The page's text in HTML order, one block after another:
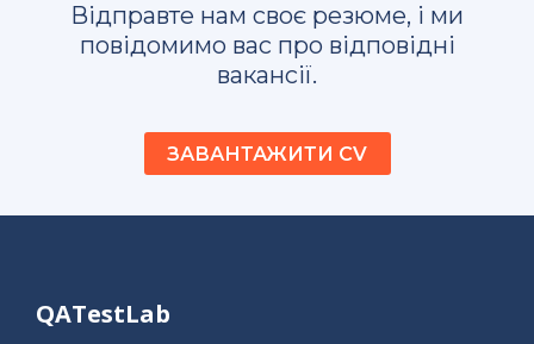
Відправте нам своє резюме, і ми
повідомимо вас про відповідні
вакансії.
ЗАВАНТАЖИТИ CV
QATestLab